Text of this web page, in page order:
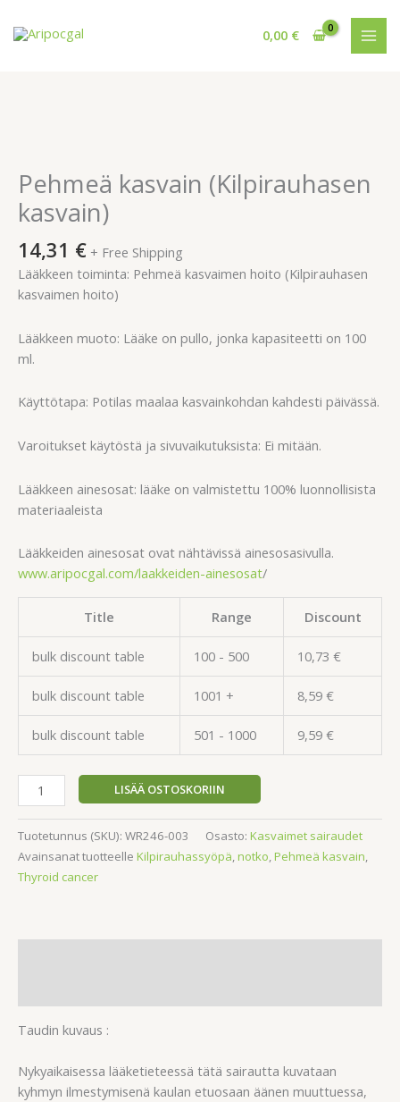
sisältöön
0,00 €
Pehmeä kasvain (Kilpirauhasen
kasvain)
14,31 € + Free Shipping
Lääkkeen toiminta: Pehmeä kasvaimen hoito (Kilpirauhasen
kasvaimen hoito)
Lääkkeen muoto: Lääke on pullo, jonka kapasiteetti on 100
ml.
Käyttötapa: Potilas maalaa kasvainkohdan kahdesti päivässä.
Varoitukset käytöstä ja sivuvaikutuksista: Ei mitään.
Lääkkeen ainesosat: lääke on valmistettu 100% luonnollisista
materiaaleista
Lääkkeiden ainesosat ovat nähtävissä ainesosasivulla.
www.aripocgal.com/laakkeiden-ainesosat/
Title Range Discount
bulk discount table 100 - 500 10,73 €
bulk discount table 1001 + 8,59 €
bulk discount table 501 - 1000 9,59 €
(Kilpirauhasen
kasvain)
määrä
LISÄÄ OSTOSKORIIN
Tuotetunnus (SKU): WR246-003 Osasto: Kasvaimet sairaudet
Avainsanat tuotteelle Kilpirauhassyöpä,notko,Pehmeä kasvain,
Thyroid cancer
Taudin kuvaus :
Nykyaikaisessa lääketieteessä tätä sairautta kuvataan
kyhmyn ilmestymisenä kaulan etuosaan äänen muuttuessa,